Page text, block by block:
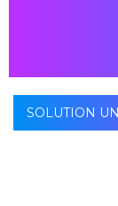
SOLUTION